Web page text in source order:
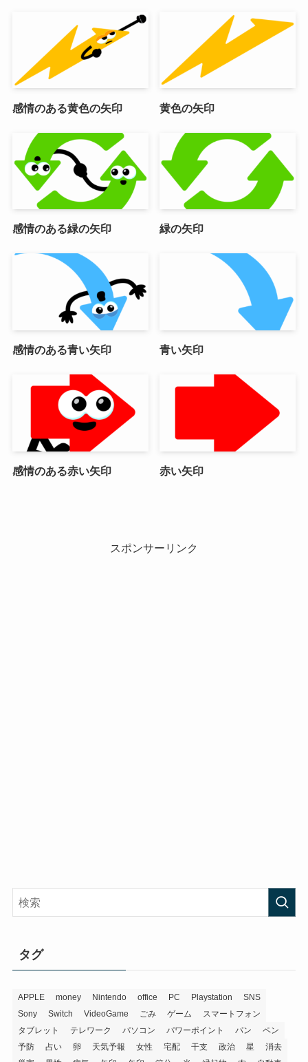
感情のある黄色の矢印 黄色の矢印
感情のある緑の矢印 緑の矢印
感情のある青い矢印 青い矢印
感情のある赤い矢印 赤い矢印
スポンサーリンク
タグ
APPLE money Nintendo office PC Playstation
SNS
Sony
Switch VideoGame ごみ ゲーム
スマートフォン
タブレット
テレワーク パソコン パワーポイント パン
ペン
予防
占い 卵 天気予報 女性 宅配 干支 政治 星
消去